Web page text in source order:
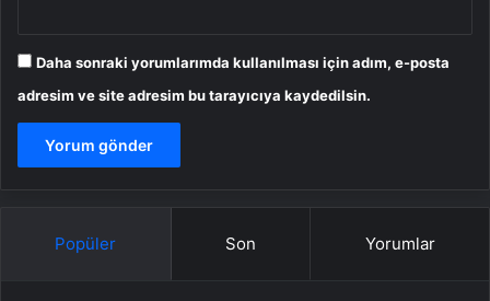
Daha sonraki yorumlarımda kullanılması için adım, e-posta
adresim ve site adresim bu tarayıcıya kaydedilsin.
Popüler Son Yorumlar